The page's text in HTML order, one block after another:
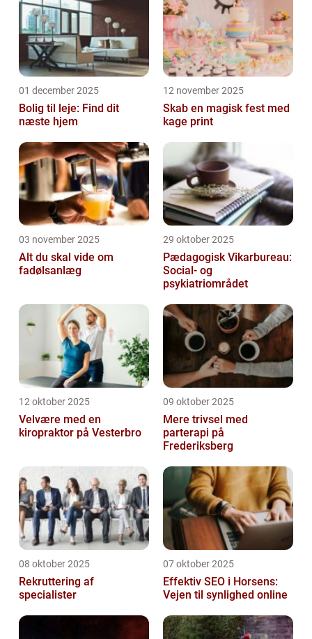
01 december 2025
Bolig til leje: Find dit
næste hjem
12 november 2025
Skab en magisk fest med
kage print
03 november 2025
Alt du skal vide om
fadølsanlæg
29 oktober 2025
Pædagogisk Vikarbureau:
Social- og
psykiatriområdet
12 oktober 2025
Velvære med en
kiropraktor på Vesterbro
09 oktober 2025
Mere trivsel med
parterapi på
Frederiksberg
08 oktober 2025
Rekruttering af
specialister
07 oktober 2025
Effektiv SEO i Horsens:
Vejen til synlighed online